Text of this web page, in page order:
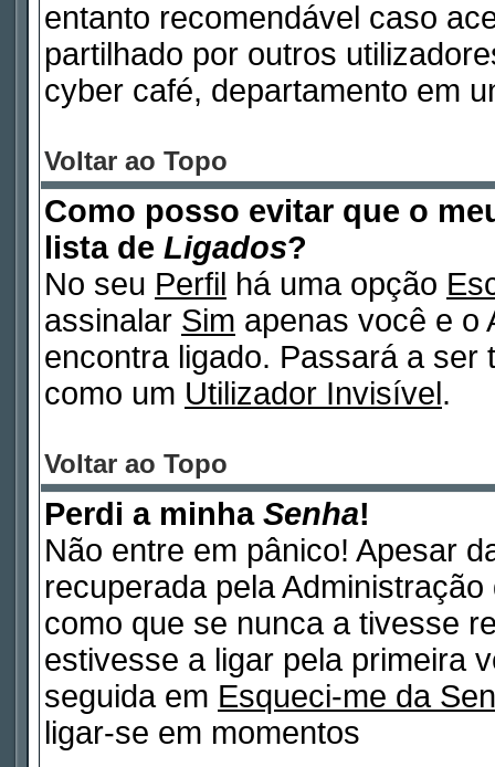
entanto recomendável caso
partilhado por outros
cyber café, departamento em
Voltar ao Topo
Como posso evitar que o
lista de Ligados?
No seu Perfil há uma opção
assinalar Sim apenas você e o
encontra ligado. Passará a ser
como um Utilizador Invisível.
Voltar ao Topo
Perdi a minha Senha!
Não entre em pânico! Apesar
recuperada pela
como que se nunca a tivesse
estivesse a ligar pela primeira
seguida em Esqueci-me da
ligar-se em momentos